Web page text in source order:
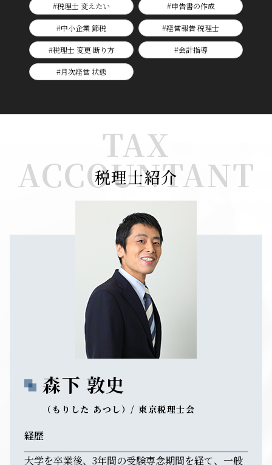
#税理士 変えたい #申告書の作成
#中小企業 節税 #経営報告 税理士
#税理士 変更 断り方 #会計指導
#月次経営 状態
TAX
ACCOUNTANT
税理士紹介
森下 敦史
（もりした あつし）/ 東京税理士会
経歴
大学を卒業後、3年間の受験専念期間を経て、一般